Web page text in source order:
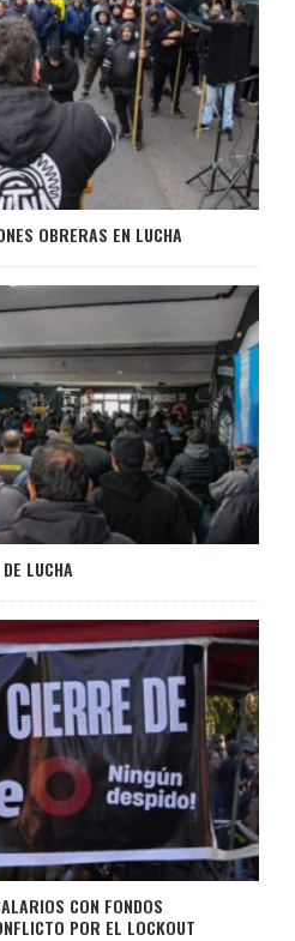
OBRERAS EN LUCHA
LUCHA
CON FONDOS
POR EL LOCKOUT